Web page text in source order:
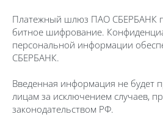
Платежный шлюз ПАО СБЕРБАНК
битное шифрование.
персональной информации
СБЕРБАНК.
Введенная информация не будет
лицам за исключением случаев,
законодательством РФ.